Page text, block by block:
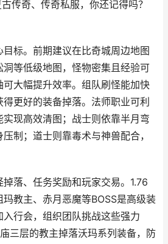
标。前期建议在比奇城周边地图
等低级地图，怪物密集且经验可
大幅提升效率。组队刷怪能加快
更好的装备掉落。法师职业可利
现高效清图；战士则依靠半月弯
制；道士则靠毒术与神兽配合，
落、任务奖励和玩家交易。1.76
教主、赤月恶魔等BOSS是高级装
行会，组织团队挑战这些强力
三层的教主掉落沃玛系列装备，防